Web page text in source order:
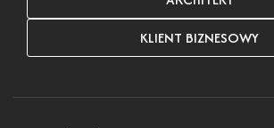
KLIENT BIZNESOWY